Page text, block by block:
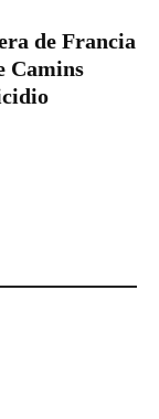
de Francia
Camins